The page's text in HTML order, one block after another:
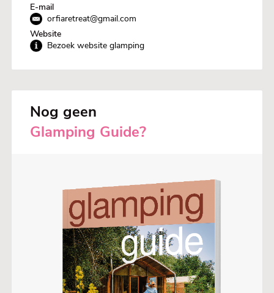
E-mail
orfiaretreat@gmail.com
Website
Bezoek website glamping
Nog geen
Glamping Guide?